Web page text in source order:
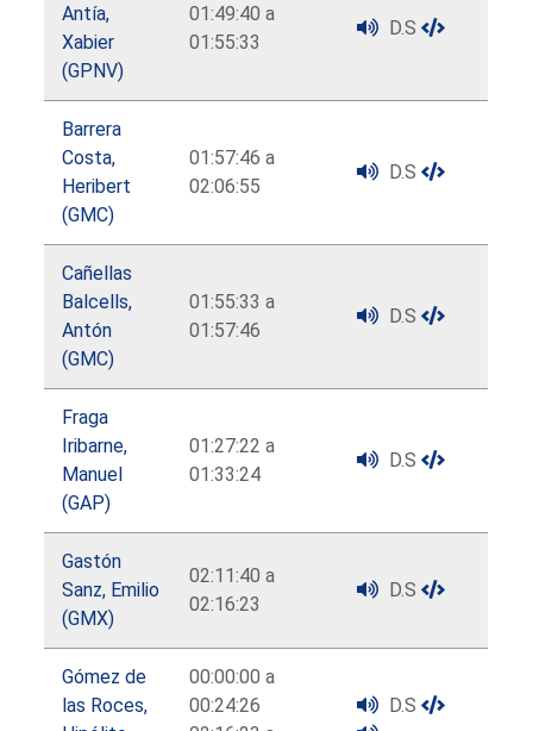
Antía,
Xabier
(GPNV)
01:49:40 a
01:55:33
D.S
Barrera
Costa,
Heribert
(GMC)
01:57:46 a
02:06:55
D.S
Cañellas
Balcells,
Antón
(GMC)
01:55:33 a
01:57:46
D.S
Fraga
Iribarne,
Manuel
(GAP)
01:27:22 a
01:33:24
D.S
Gastón
Sanz, Emilio
(GMX)
02:11:40 a
02:16:23
D.S
Gómez de
las Roces,
00:00:00 a
00:24:26
D.S